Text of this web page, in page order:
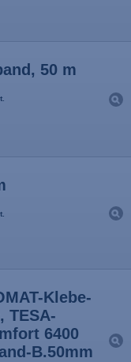
50 m
Klebe-
TESA-
6400
B.50mm